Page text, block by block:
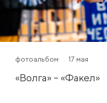
фотоальбом 17 мая
«Волга» – «Факел»